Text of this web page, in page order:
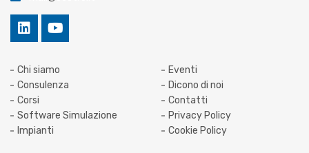
Chi siamo
Consulenza
Corsi
Software Simulazione
Impianti
Eventi
Dicono di noi
Contatti
Privacy Policy
Cookie Policy